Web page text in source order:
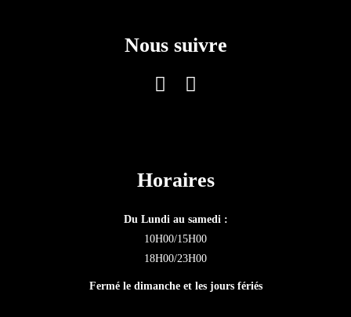
Nous suivre
Horaires
Du Lundi au samedi :
10H00/15H00
18H00/23H00
Fermé le dimanche et les jours fériés